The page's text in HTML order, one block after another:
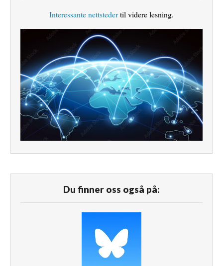
Interessante nettstedertil videre lesning.
Du finner oss også på: